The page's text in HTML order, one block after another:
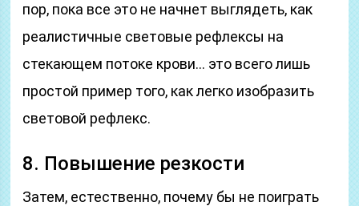
пор, пока все это не начнет выглядеть, как
реалистичные световые рефлексы на
стекающем потоке крови… это всего лишь
простой пример того, как легко изобразить
световой рефлекс.
8. Повышение резкости
Затем, естественно, почему бы не поиграть